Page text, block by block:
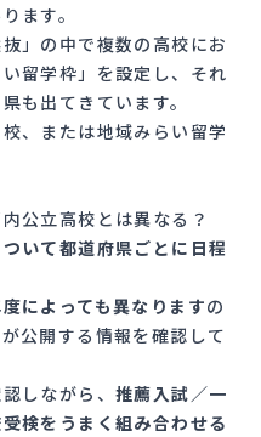
ます。
」の中で複数の高校にお
留学枠」を設定し、それ
も出てきています。
、または地域みらい留学
公立高校とは異なる？
いて都道府県ごとに日程
によっても異なりますの
公開する情報を確認して
しながら、 推薦入試／一
検をうまく組み合わせる